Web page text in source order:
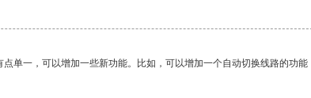
单一，可以增加一些新功能。比如，可以增加一个自动切换线路的功